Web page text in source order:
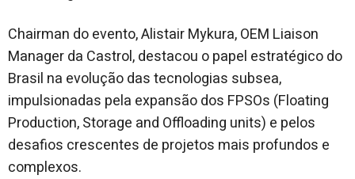
Chairman do evento, Alistair Mykura, OEM Liaison
Manager da Castrol, destacou o papel estratégico do
Brasil na evolução das tecnologias subsea,
impulsionadas pela expansão dos FPSOs (Floating
Production, Storage and Offloading units) e pelos
desafios crescentes de projetos mais profundos e
complexos.